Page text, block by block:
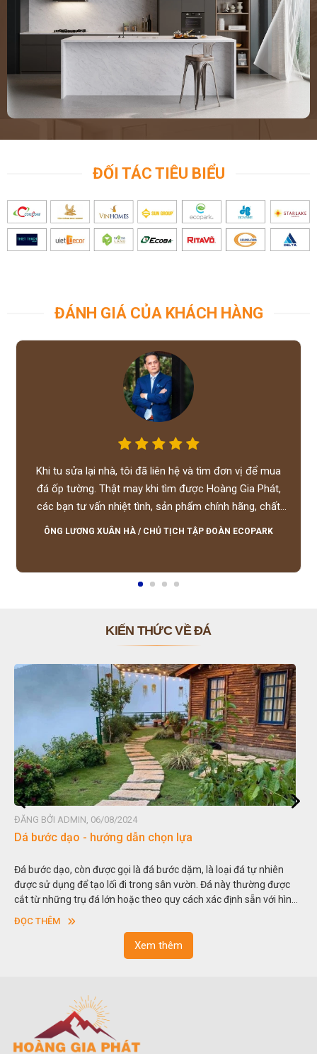
ĐỐI TÁC TIÊU BIỂU
ĐÁNH GIÁ CỦA KHÁCH HÀNG
Khi tu sửa lại nhà, tôi đã liên hệ và tìm đơn vị để mua
đá ốp tường. Thật may khi tìm được Hoàng Gia Phát,
các bạn tư vấn nhiệt tình, sản phẩm chính hãng, chất
lượng tốt, giá hợp lý, hỗ trợ tận tình.
ÔNG LƯƠNG XUÂN HÀ / CHỦ TỊCH TẬP ĐOÀN ECOPARK
KIẾN THỨC VỀ ĐÁ
ĐĂNG BỞI ADMIN, 06/08/2024
Dá bước dạo - hướng dẫn chọn lựa
Đá bước dạo, còn được gọi là đá bước dặm, là loại đá tự nhiên
được sử dụng để tạo lối đi trong sân vườn. Đá này thường được
cắt từ những trụ đá lớn hoặc theo quy cách xác định sẵn với hình
vuông hoặc hình chữ nhật và có độ dày khác nhau.
ĐỌC THÊM
Xem thêm